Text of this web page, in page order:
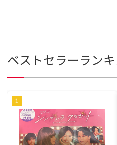
ベストセラーラン